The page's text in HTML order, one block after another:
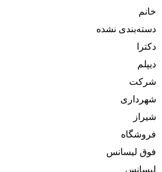
خانم
دسته‌بندی نشده
دکترا
دیپلم
شرکت
شهرداری
شیراز
فروشگاه
فوق لیسانس
لیسانس